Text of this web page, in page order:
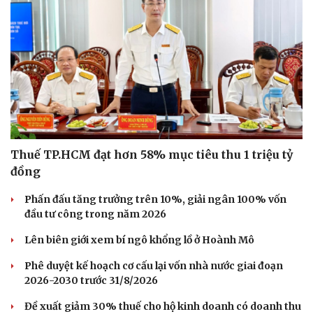
Thuế TP.HCM đạt hơn 58% mục tiêu thu 1 triệu tỷ
đồng
Phấn đấu tăng trưởng trên 10%, giải ngân 100% vốn
đầu tư công trong năm 2026
Lên biên giới xem bí ngô khổng lồ ở Hoành Mô
Phê duyệt kế hoạch cơ cấu lại vốn nhà nước giai đoạn
2026-2030 trước 31/8/2026
Đề xuất giảm 30% thuế cho hộ kinh doanh có doanh thu